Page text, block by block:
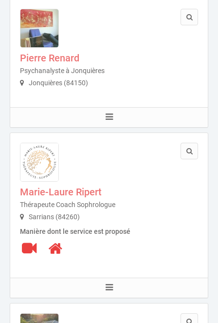
Pierre Renard
Psychanalyste à Jonquières
Jonquières (84150)
Marie-Laure Ripert
Thérapeute Coach Sophrologue
Sarrians (84260)
Manière dont le service est proposé